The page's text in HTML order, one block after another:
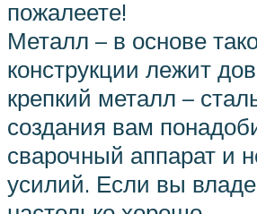
пожалеете!
Металл – в основе
конструкции лежит
крепкий металл –
создания вам
сварочный аппарат и
усилий. Если вы